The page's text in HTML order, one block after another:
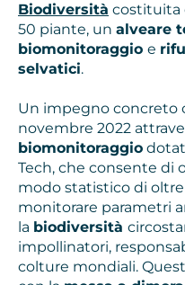
Biodiversità costituita
50 piante, un alveare
biomonitoraggio e
selvatici.
Un impegno concreto
novembre 2022
biomonitoraggio
Tech, che consente di
modo statistico di
monitorare parametri
la biodiversità
impollinatori,
colture mondiali.